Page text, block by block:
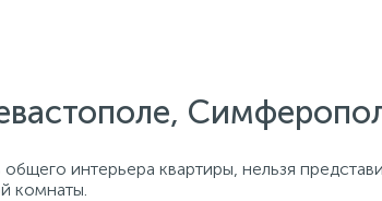
интерьера квартиры, нельзя
комнаты.